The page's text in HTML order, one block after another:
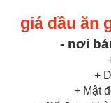
giá dầu ăn
- nơi
+
+ Mật